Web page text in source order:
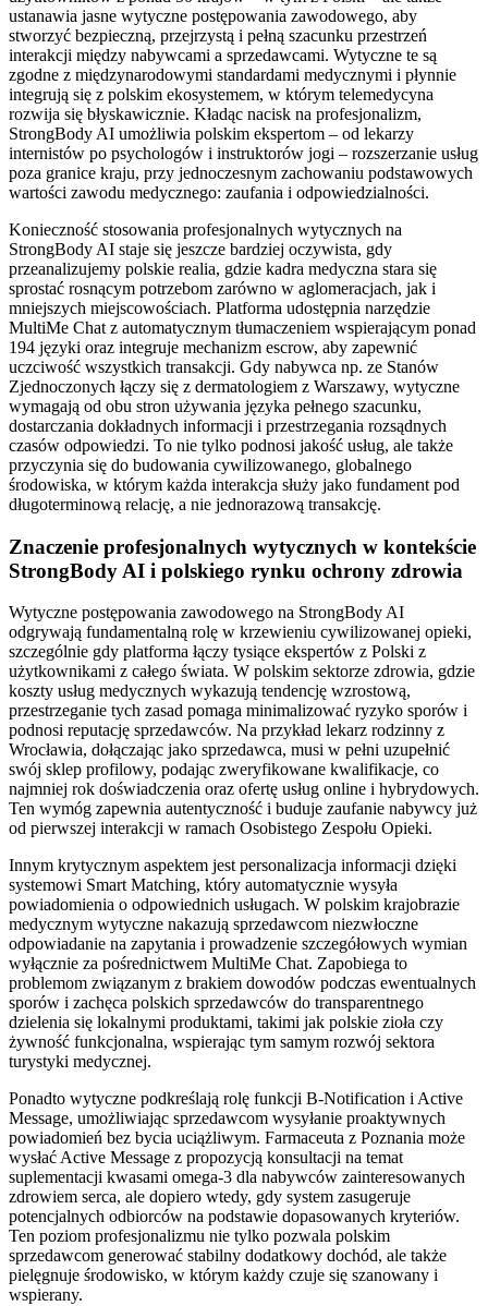
ustanawia jasne wytyczne postępowania zawodowego, aby
stworzyć bezpieczną, przejrzystą i pełną szacunku przestrzeń
interakcji między nabywcami a sprzedawcami. Wytyczne te są
zgodne z międzynarodowymi standardami medycznymi i płynnie
integrują się z polskim ekosystemem, w którym telemedycyna
rozwija się błyskawicznie. Kładąc nacisk na profesjonalizm,
StrongBody AI umożliwia polskim ekspertom – od lekarzy
internistów po psychologów i instruktorów jogi – rozszerzanie usług
poza granice kraju, przy jednoczesnym zachowaniu podstawowych
wartości zawodu medycznego: zaufania i odpowiedzialności.
Konieczność stosowania profesjonalnych wytycznych na
StrongBody AI staje się jeszcze bardziej oczywista, gdy
przeanalizujemy polskie realia, gdzie kadra medyczna stara się
sprostać rosnącym potrzebom zarówno w aglomeracjach, jak i
mniejszych miejscowościach. Platforma udostępnia narzędzie
MultiMe Chat z automatycznym tłumaczeniem wspierającym ponad
194 języki oraz integruje mechanizm escrow, aby zapewnić
uczciwość wszystkich transakcji. Gdy nabywca np. ze Stanów
Zjednoczonych łączy się z dermatologiem z Warszawy, wytyczne
wymagają od obu stron używania języka pełnego szacunku,
dostarczania dokładnych informacji i przestrzegania rozsądnych
czasów odpowiedzi. To nie tylko podnosi jakość usług, ale także
przyczynia się do budowania cywilizowanego, globalnego
środowiska, w którym każda interakcja służy jako fundament pod
długoterminową relację, a nie jednorazową transakcję.
Znaczenie profesjonalnych wytycznych w kontekście
StrongBody AI i polskiego rynku ochrony zdrowia
Wytyczne postępowania zawodowego na StrongBody AI
odgrywają fundamentalną rolę w krzewieniu cywilizowanej opieki,
szczególnie gdy platforma łączy tysiące ekspertów z Polski z
użytkownikami z całego świata. W polskim sektorze zdrowia, gdzie
koszty usług medycznych wykazują tendencję wzrostową,
przestrzeganie tych zasad pomaga minimalizować ryzyko sporów i
podnosi reputację sprzedawców. Na przykład lekarz rodzinny z
Wrocławia, dołączając jako sprzedawca, musi w pełni uzupełnić
swój sklep profilowy, podając zweryfikowane kwalifikacje, co
najmniej rok doświadczenia oraz ofertę usług online i hybrydowych.
Ten wymóg zapewnia autentyczność i buduje zaufanie nabywcy już
od pierwszej interakcji w ramach Osobistego Zespołu Opieki.
Innym krytycznym aspektem jest personalizacja informacji dzięki
systemowi Smart Matching, który automatycznie wysyła
powiadomienia o odpowiednich usługach. W polskim krajobrazie
medycznym wytyczne nakazują sprzedawcom niezwłoczne
odpowiadanie na zapytania i prowadzenie szczegółowych wymian
wyłącznie za pośrednictwem MultiMe Chat. Zapobiega to
problemom związanym z brakiem dowodów podczas ewentualnych
sporów i zachęca polskich sprzedawców do transparentnego
dzielenia się lokalnymi produktami, takimi jak polskie zioła czy
żywność funkcjonalna, wspierając tym samym rozwój sektora
turystyki medycznej.
Ponadto wytyczne podkreślają rolę funkcji B-Notification i Active
Message, umożliwiając sprzedawcom wysyłanie proaktywnych
powiadomień bez bycia uciążliwym. Farmaceuta z Poznania może
wysłać Active Message z propozycją konsultacji na temat
suplementacji kwasami omega-3 dla nabywców zainteresowanych
zdrowiem serca, ale dopiero wtedy, gdy system zasugeruje
potencjalnych odbiorców na podstawie dopasowanych kryteriów.
Ten poziom profesjonalizmu nie tylko pozwala polskim
sprzedawcom generować stabilny dodatkowy dochód, ale także
pielęgnuje środowisko, w którym każdy czuje się szanowany i
wspierany.